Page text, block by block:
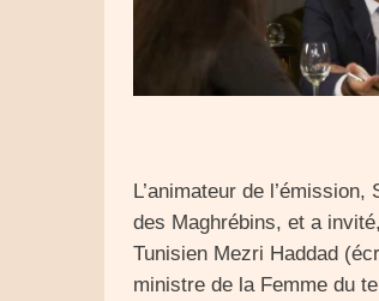
L’animateur de
des Maghrébins, et a
Tunisien Mezri Haddad
ministre de la Femme du